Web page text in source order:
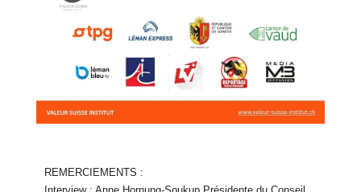
REMERCIEMENTS :